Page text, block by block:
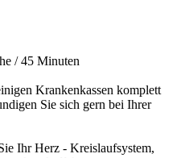
/ 45 Minuten
Krankenkassen komplett
Sie sich gern bei Ihrer
Ihr Herz - Kreislaufsystem,